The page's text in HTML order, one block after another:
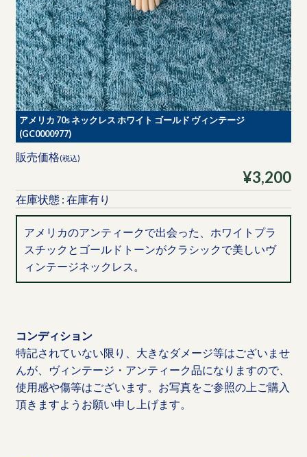
アメリカ 70s ネックレス ホワイト ゴールド ヴィンテージ
(GC0000977)
販売価格(税込)
¥3,200
在庫状態 : 在庫有り
アメリカのアンティークで出会った、ホワイトプラ
スチックとゴールドトーンがクラシックで美しいヴ
ィンテージネックレス。
コンディション
特記されていない限り、大きなダメージ等はございませ
んが、ヴィンテージ・アンティーク品になりますので、
使用感や傷等はございます。お写真をご参照の上ご購入
頂きますようお願い申し上げます。